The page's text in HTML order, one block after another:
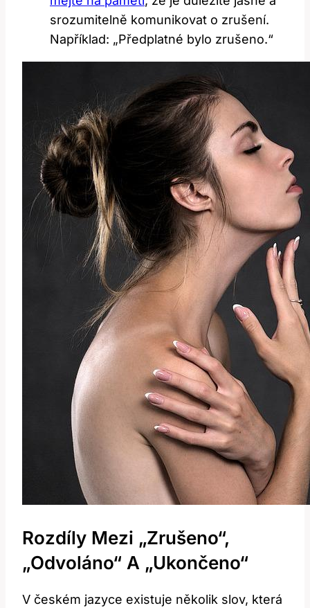
srozumitelně komunikovat o zrušení.
Například: „Předplatné bylo zrušeno.“
Rozdíly Mezi „zrušeno“,
„odvoláno“ A „ukončeno“
V českém jazyce existuje několik slov, která